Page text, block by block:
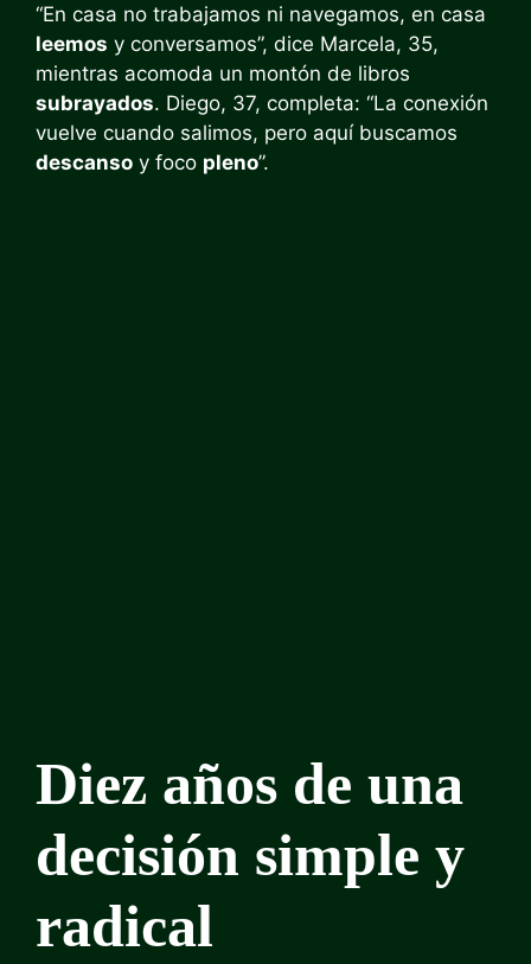
“En casa no trabajamos ni navegamos, en casa
leemos y conversamos”, dice Marcela, 35,
mientras acomoda un montón de libros
subrayados. Diego, 37, completa: “La conexión
vuelve cuando salimos, pero aquí buscamos
descanso y foco pleno”.
Diez años de una
decisión simple y
radical